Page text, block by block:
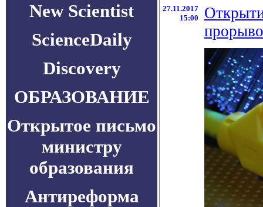
New Scientist
ScienceDaily
Discovery
ОБРАЗОВАНИЕ
Открытое письмо
министру
образования
Антиреформа
27.11.2017
15:00